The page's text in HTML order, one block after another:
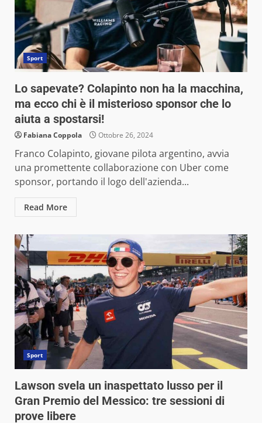
Sport
Lo sapevate? Colapinto non ha la macchina,
ma ecco chi è il misterioso sponsor che lo
aiuta a spostarsi!
Fabiana Coppola Ottobre 26, 2024
Franco Colapinto, giovane pilota argentino, avvia
una promettente collaborazione con Uber come
sponsor, portando il logo dell'azienda...
Read More
Sport
Lawson svela un inaspettato lusso per il
Gran Premio del Messico: tre sessioni di
prove libere